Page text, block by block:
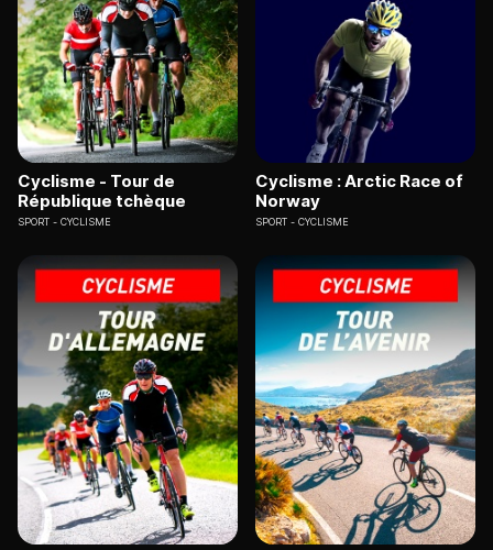
Cyclisme - Tour de
République tchèque
SPORT CYCLISME
Cyclisme : Arctic Race of
Norway
SPORT CYCLISME